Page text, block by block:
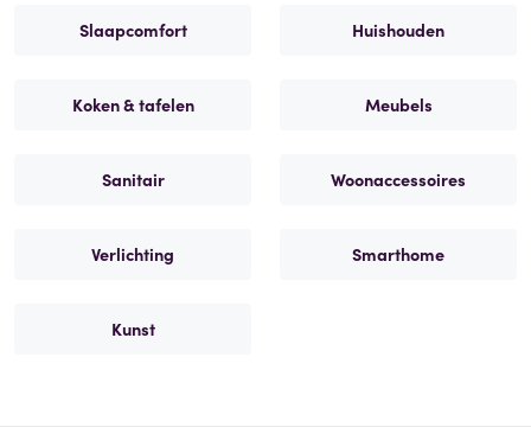
Slaapcomfort Huishouden
Koken & tafelen Meubels
Sanitair Woonaccessoires
Verlichting Smarthome
Kunst